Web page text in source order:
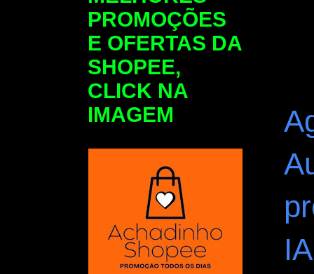
PROMOÇÕES
E OFERTAS DA
SHOPEE,
CLICK NA
IMAGEM